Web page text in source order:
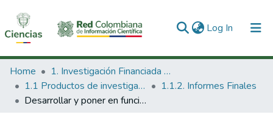
Log In (current)
Communities & Collections
All of DSpace
Home
1. Investigación Financiada con Recursos Públicos
1.1 Productos de investigación
1.1.2. Informes Finales
Desarrollar y poner en funcionamiento modelos de demanda y oferta de transporte, que permitan proponer opciones en materia de infraestructura, para aumentar la competitividad de los productos colombianos.